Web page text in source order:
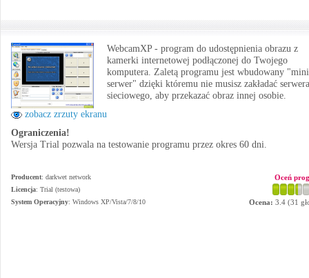
zobacz zrzuty ekranu
WebcamXP - program do udostępnienia obrazu z
kamerki internetowej podłączonej do Twojego
komputera. Zaletą programu jest wbudowany "mini
serwer" dzięki któremu nie musisz zakładać serwera
sieciowego, aby przekazać obraz innej osobie.
Ograniczenia!
Wersja Trial pozwala na testowanie programu przez okres 60 dni.
Producent: darkwet network
Licencja: Trial (testowa)
System Operacyjny: Windows XP/Vista/7/8/10
Oceń
Ocena: 3.4 (31